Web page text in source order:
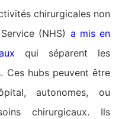
chirurgicales non
(NHS) a mis en
qui séparent les
Ces hubs peuvent être
autonomes, ou
chirurgicaux. Ils